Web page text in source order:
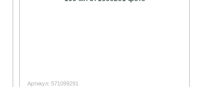
Артикул: 571099291